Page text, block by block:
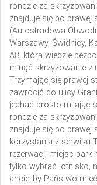
rondzie za
znajduje się po prawej
(Autostradowa
Warszawy, Świdnicy,
A8, która wiedzie
minąć skrzyżowanie z
Trzymając się prawej
zawrócić do ulicy
jechać prosto mijając
rondzie za
znajduje się po prawej
korzystania z serwisu
rezerwacji miejsc
tylko wybrać lotnisko,
chcieliby Państwo